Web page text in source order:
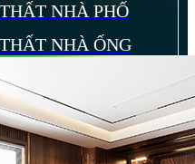
NHÀ PHỐ
NHÀ ỐNG